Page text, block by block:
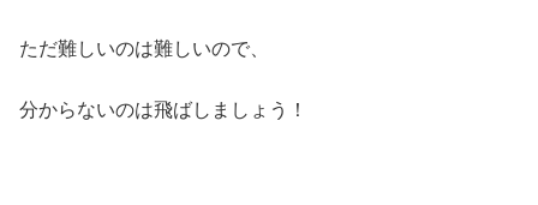
ただ難しいのは難しいので、
分からないのは飛ばしましょう！